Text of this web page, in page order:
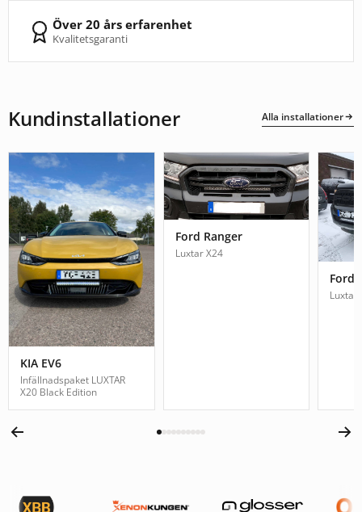
Över 20 års erfarenhet
Kvalitetsgaranti
Kundinstallationer Alla installationer
KIA EV6
Infällnadspaket LUXTAR
X20 Black Edition
Ford Ranger
Luxtar X24
Ford
Luxtar